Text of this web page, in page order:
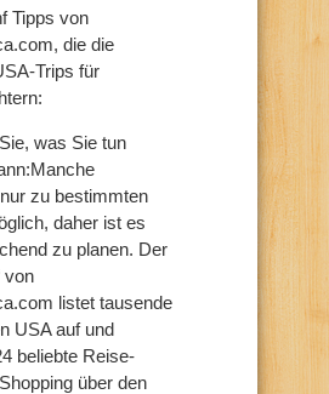
Tipps von
die die
Trips für
was Sie tun
zu bestimmten
daher ist es
zu planen. Der
von
listet tausende
USA auf und
beliebte Reise-
über den